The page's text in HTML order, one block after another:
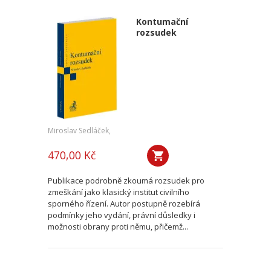
Kontumační
rozsudek
Miroslav Sedláček,
470,00 Kč
Publikace podrobně zkoumá rozsudek pro
zmeškání jako klasický institut civilního
sporného řízení. Autor postupně rozebírá
podmínky jeho vydání, právní důsledky i
možnosti obrany proti němu, přičemž...